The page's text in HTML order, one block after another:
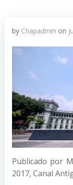
by Chapadmin on
Publicado por
2017, Canal